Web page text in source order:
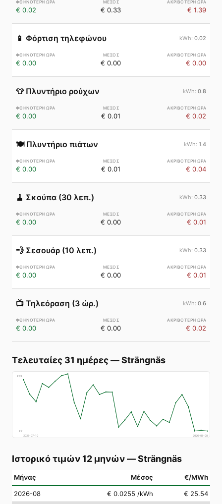
€ 0.02 € 0.33 € 1.39
📱 Φόρτιση τηλεφώνου 0.02
€ 0.00 € 0.00 € 0.00
👕 Πλυντήριο ρούχων 0.8
€ 0.00 € 0.01 € 0.02
🍽️ Πλυντήριο πιάτων 1.4
€ 0.00 € 0.01 € 0.04
🧹 Σκούπα (30 λεπ.) 0.33
€ 0.00 € 0.00 € 0.01
💨 Σεσουάρ (10 λεπ.) 0.33
€ 0.00 € 0.00 € 0.01
📺 Τηλεόραση (3 ώρ.) 0.6
€ 0.00 € 0.00 € 0.02
Τελευταίες 31 ημέρες—Strängnäs
€83
€7
2026-07-10
2026-08-08
Ιστορικό τιμών 12 μηνών—Strängnäs
Μήνας Μέσος €/MWh
2026-08 € 0.0255 /kWh
€ 25.54